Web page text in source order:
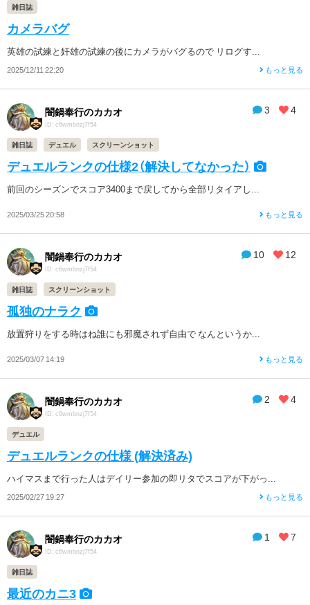
雑日誌
カメラバグ
英雄の試練と奸雄の試練の後にカメラがバグるので リログす...
2025/12/11 22:20 もっと見る
3 4
闇鍋奉行のカカオ
ID: c6wmbnzj7f54
雑日誌 デュエル スクリーンショット
デュエルランクの仕様2（解決してなかった）
前回のシーズンでスコア3400まで戻してから全部リタイアし...
2025/03/25 20:58 もっと見る
10 12
闇鍋奉行のカカオ
ID: c6wmbnzj7f54
雑日誌 スクリーンショット
孤独のナラク
放置狩りをする時はね誰にも邪魔されず自由で なんというか...
2025/03/07 14:19 もっと見る
2 4
闇鍋奉行のカカオ
ID: c6wmbnzj7f54
デュエル
デュエルランクの仕様 (解決済み)
ハイマスまで行った人はデイリー参加の即リタでスコアが下がっ...
2025/02/27 19:27 もっと見る
1 7
闇鍋奉行のカカオ
ID: c6wmbnzj7f54
雑日誌
最近のカニ3